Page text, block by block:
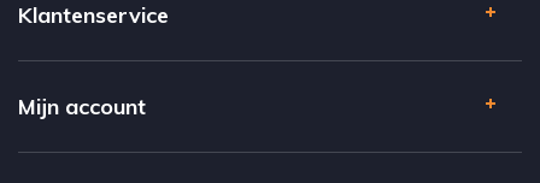
Klantenservice
Mijn account